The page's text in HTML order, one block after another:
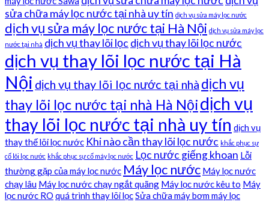
sửa chữa máy lọc nước tại nhà uy tín dịch vụ sửa máy lọc nước
dịch vụ sửa máy lọc nước tại Hà Nội dịch vụ sửa máy lọc
nước tại nhà dịch vụ thay lõi lọc dịch vụ thay lõi lọc nước
dịch vụ thay lõi lọc nước tại Hà
Nội dịch vụ thay lõi lọc nước tại nhà dịch vụ
thay lõi lọc nước tại nhà Hà Nộidịch vụ
thay lõi lọc nước tại nhà uy tín dịch vụ
thay thế lõi lọc nước Khi nào cần thay lõi lọc nước khắc phục sự
cố lõi lọc nước khắc phục sự cố máy lọc nước Lọc nước giếng khoan Lỗi
thường gặp của máy lọc nước Máy lọc nước Máy lọc nước
chạy lâu Máy lọc nước chạy ngắt quãng Máy lọc nước kêu to Máy
lọc nước RO quá trình thay lõi lọcSửa chữa máy bơm máy lọc